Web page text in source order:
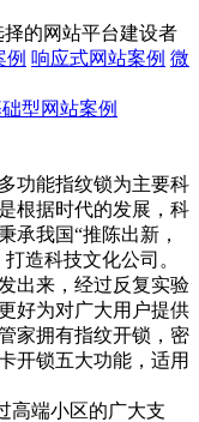
的网站平台建设者
例 响应式网站案例 微
型网站案例
功能指纹锁为主要科
根据时代的发展，科
承我国“推陈出新，
造科技文化公司。
出来，经过反复实验
好为对广大用户提供
家拥有指纹开锁，密
开锁五大功能，适用
高端小区的广大支